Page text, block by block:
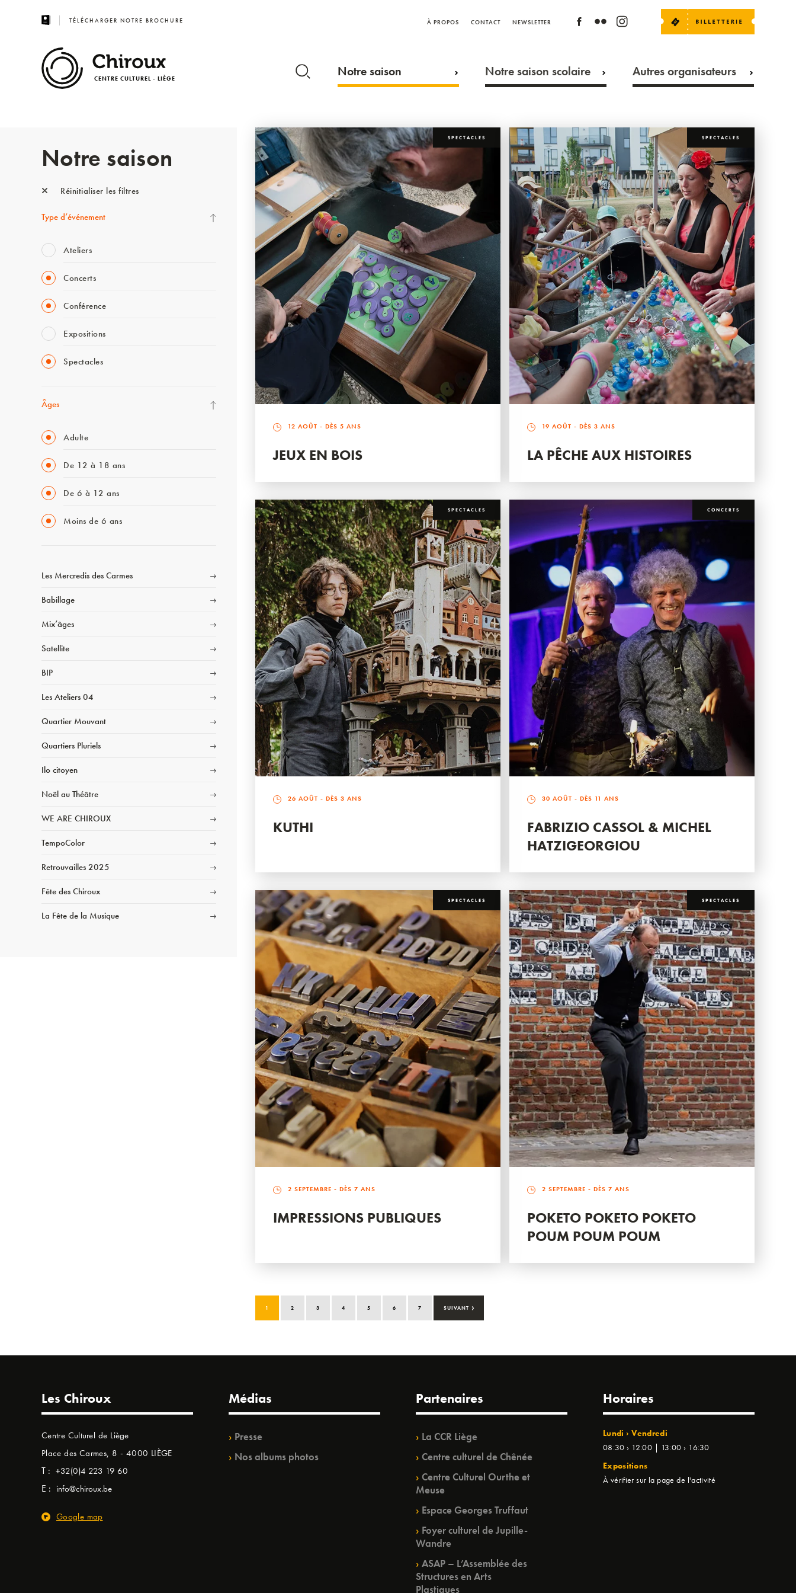
TÉLÉCHARGER NOTRE BROCHURE À PROPOS CONTACT NEWSLETTER
CENTRE CULTUREL - LIÈGE Notre saison Notre saison scolaire Autres organisateurs
Notre saison
Réinitialiser les filtres
Type d’événement
Ateliers
Concerts
Conférence
Expositions
Spectacles
Âges
Adulte
De 12 à 18 ans
De 6 à 12 ans
Moins de 6 ans
Les Mercredis des Carmes
Babillage
Mix’âges
Satellite
BIP
Les Ateliers 04
Quartier Mouvant
Quartiers Pluriels
Ilo citoyen
Noël au Théâtre
WE ARE CHIROUX
TempoColor
Retrouvailles 2025
Fête des Chiroux
La Fête de la Musique
SPECTACLES
12 AOÛT - DÈS 5 ANS
JEUX EN BOIS
SPECTACLES
19 AOÛT - DÈS 3 ANS
LA PÊCHE AUX HISTOIRES
SPECTACLES
26 AOÛT - DÈS 3 ANS
KUTHI
CONCERTS
30 AOÛT - DÈS 11 ANS
FABRIZIO CASSOL & MICHEL
HATZIGEORGIOU
SPECTACLES
2 SEPTEMBRE - DÈS 7 ANS
IMPRESSIONS PUBLIQUES
SPECTACLES
2 SEPTEMBRE - DÈS 7 ANS
POKETO POKETO POKETO
POUM POUM POUM
1 2 3 4 5 6 7 SUIVANT ›
Les Chiroux
Centre Culturel de Liège
Place des Carmes, 8 - 4000 LIÈGE
T : +32(0)4 223 19 60
E : info@chiroux.be
Google map
Médias
Presse
Nos albums photos
Partenaires
La CCR Liège
Centre culturel de Chênée
Centre Culturel Ourthe et
Meuse
Espace Georges Truffaut
Foyer culturel de Jupille-
Wandre
ASAP – L’Assemblée des
Structures en Arts
Plastiques
Horaires
Lundi › Vendredi
08:30 › 12:00 | 13:00 › 16:30
Expositions
À vérifier sur la page de l'activité